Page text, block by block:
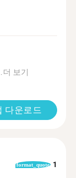
더 보기
다운로드
format_quote 1